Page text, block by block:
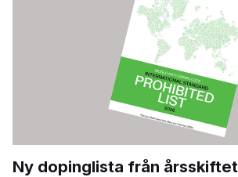
Ny dopinglista från årsskiftet